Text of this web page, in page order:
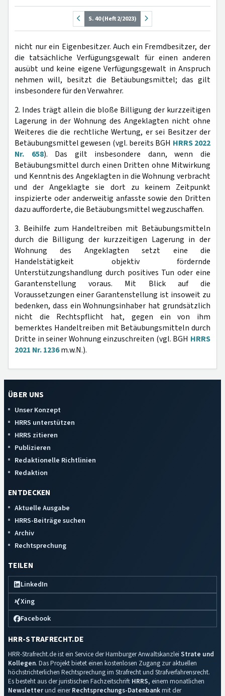
S. 40 (Heft 2/2023)
nicht nur ein Eigenbesitzer. Auch ein Fremdbesitzer, der
die tatsächliche Verfügungsgewalt für einen anderen
ausübt und keine eigene Verfügungsgewalt in Anspruch
nehmen will, besitzt die Betäubungsmittel; das gilt
insbesondere für den Verwahrer.
2. Indes trägt allein die bloße Billigung der kurzzeitigen
Lagerung in der Wohnung des Angeklagten nicht ohne
Weiteres die die rechtliche Wertung, er sei Besitzer der
Betäubungsmittel gewesen (vgl. bereits BGH HRRS 2022
Nr. 658). Das gilt insbesondere dann, wenn die
Betäubungsmittel durch einen Dritten ohne Mitwirkung
und Kenntnis des Angeklagten in die Wohnung verbracht
und der Angeklagte sie dort zu keinem Zeitpunkt
inspizierte oder anderweitig anfasste sowie den Dritten
dazu aufforderte, die Betäubungsmittel wegzuschaffen.
3. Beihilfe zum Handeltreiben mit Betäubungsmitteln
durch die Billigung der kurzzeitigen Lagerung in der
Wohnung des Angeklagten setzt eine die
Handelstätigkeit objektiv fördernde
Unterstützungshandlung durch positives Tun oder eine
Garantenstellung voraus. Mit Blick auf die
Voraussetzungen einer Garantenstellung ist insoweit zu
bedenken, dass ein Wohnungsinhaber hat grundsätzlich
nicht die Rechtspflicht hat, gegen ein von ihm
bemerktes Handeltreiben mit Betäubungsmitteln durch
Dritte in seiner Wohnung einzuschreiten (vgl. BGH HRRS
2021 Nr. 1236m.w.N.).
ÜBER UNS
Unser Konzept
HRRS unterstützen
HRRS zitieren
Publizieren
Redaktionelle Richtlinien
Redaktion
ENTDECKEN
Aktuelle Ausgabe
HRRS-Beiträge suchen
Archiv
Rechtsprechung
TEILEN
LinkedIn
Xing
Facebook
HRR-STRAFRECHT.DE
HRR-Strafrecht.de ist ein Service der Hamburger Anwaltskanzlei Strate und
Kollegen. Das Projekt bietet einen kostenlosen Zugang zur aktuellen
höchstrichterlichen Rechtsprechung im Strafrecht und Strafverfahrensrecht.
Es besteht aus der juristischen Fachzeitschrift HRRS, einem monatlichen
Newsletterund einerRechtsprechungs-Datenbankmit der